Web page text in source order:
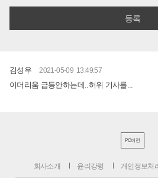
김성우 2021-05-09 13:49:57
이더리움 급등안하는데..허위 기사를...
PC버전
회사소개 윤리강령 개인정보처